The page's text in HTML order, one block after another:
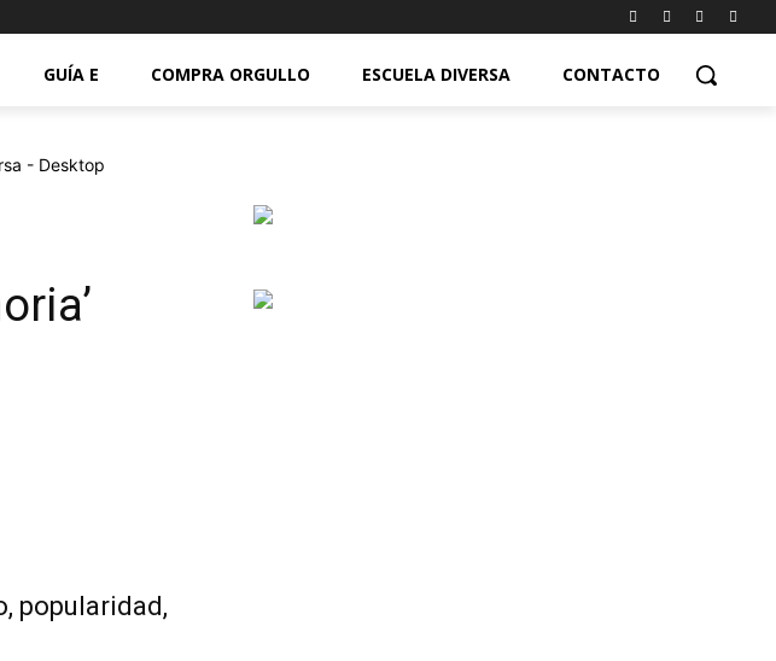
GUÍA E COMPRA ORGULLO ESCUELA DIVERSA CONTACTO
popularidad,